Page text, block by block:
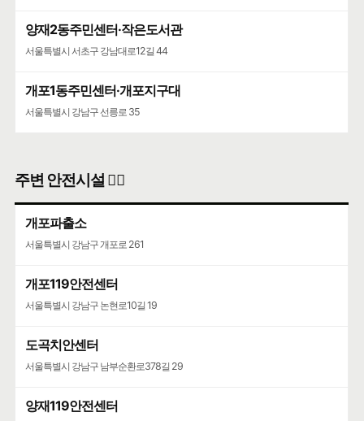
양재2동주민센터·작은도서관
서울특별시 서초구 강남대로12길 44
개포1동주민센터·개포지구대
서울특별시 강남구 선릉로 35
주변 안전시설 👮‍♀️
개포파출소
서울특별시 강남구 개포로 261
개포119안전센터
서울특별시 강남구 논현로10길 19
도곡치안센터
서울특별시 강남구 남부순환로378길 29
양재119안전센터